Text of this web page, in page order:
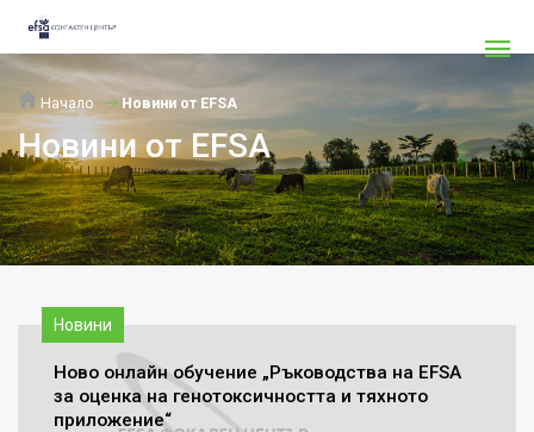
Начало Новини от EFSA
Новини от EFSA
Новини
Ново онлайн обучение „Ръководства на ЕFSA
за оценка на генотоксичността и тяхното
приложение“